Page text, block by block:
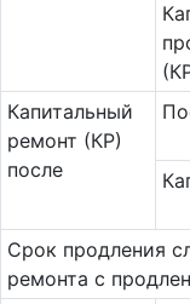
Ка­пи­таль­ный
ремонт (КР)
после
Срок продления
ремонта с